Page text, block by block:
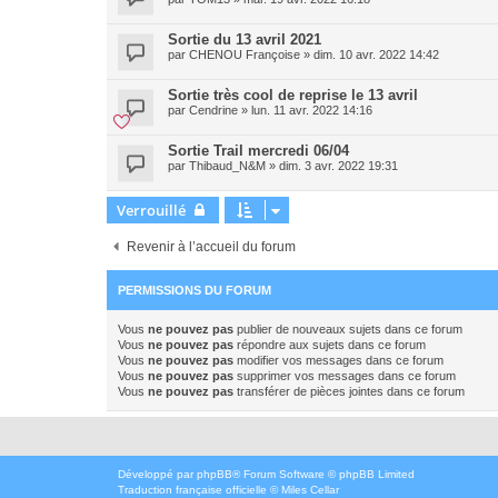
Sortie du 13 avril 2021
par CHENOU Françoise » dim. 10 avr. 2022 14:42
Sortie très cool de reprise le 13 avril
par Cendrine » lun. 11 avr. 2022 14:16
Sortie Trail mercredi 06/04
par Thibaud_N&M » dim. 3 avr. 2022 19:31
Verrouillé
Revenir à l’accueil du forum
PERMISSIONS DU FORUM
Vous ne pouvez pas publier de nouveaux sujets dans ce forum
Vous ne pouvez pas répondre aux sujets dans ce forum
Vous ne pouvez pas modifier vos messages dans ce forum
Vous ne pouvez pas supprimer vos messages dans ce forum
Vous ne pouvez pas transférer de pièces jointes dans ce forum
Développé par phpBB® Forum Software © phpBB Limited
Traduction française officielle ©Miles Cellar